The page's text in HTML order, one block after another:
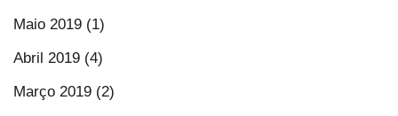
Maio 2019 (1)
Abril 2019 (4)
Março 2019 (2)